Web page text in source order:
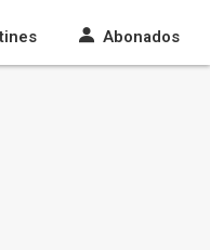
Abonados